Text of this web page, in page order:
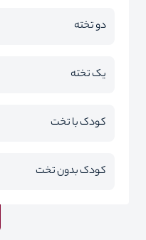
دو تخته
یک تخته
کودک با تخت
کودک بدون تخت